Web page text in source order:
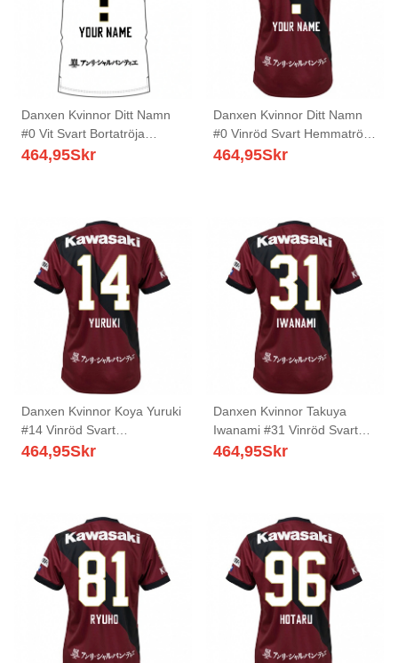
Danxen Kvinnor Ditt Namn
#0 Vit Svart Bortatröja
Matchtröjor 2025/26 Tröjor
464,95Skr
Danxen Kvinnor Ditt Namn
#0 Vinröd Svart Hemmatröja
Matchtröjor 2025/26 Tröjor
464,95Skr
Danxen Kvinnor Koya Yuruki
#14 Vinröd Svart
Hemmatröja Matchtröjor
464,95Skr
Danxen Kvinnor Takuya
Iwanami #31 Vinröd Svart
Hemmatröja Matchtröjor
464,95Skr